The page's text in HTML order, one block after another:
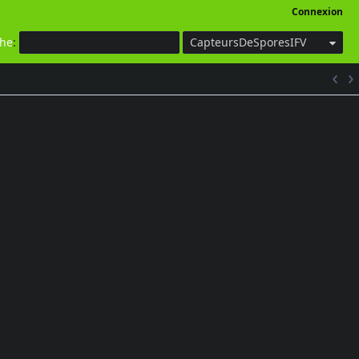
Connexion
: CapteursDeSporesIFV